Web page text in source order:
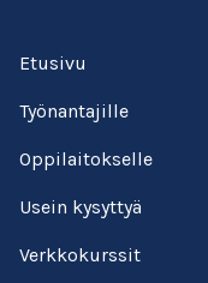
Etusivu
Työnantajille
Oppilaitokselle
Usein kysyttyä
Verkkokurssit